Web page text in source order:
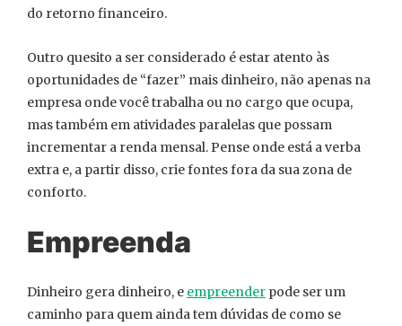
do retorno financeiro.
Outro quesito a ser considerado é estar atento às
oportunidades de “fazer” mais dinheiro, não apenas na
empresa onde você trabalha ou no cargo que ocupa,
mas também em atividades paralelas que possam
incrementar a renda mensal. Pense onde está a verba
extra e, a partir disso, crie fontes fora da sua zona de
conforto.
Empreenda
Dinheiro gera dinheiro, e empreender pode ser um
caminho para quem ainda tem dúvidas de como se